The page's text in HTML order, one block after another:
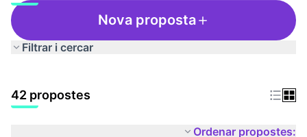
Nova proposta
Filtrar i cercar
42 propostes
Ordenar propostes: